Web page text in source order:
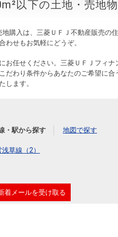
新築・中古一戸
住宅ローンシミュレーショ
売却相談
周辺相場検索
店舗のご案内（名古屋）
会社概要
組織図
キャリア採用情報
以下の土地・売地
購入は、三菱ＵＦＪ不動産販売
わせもお気軽にどうぞ。
お任せください。三菱ＵＦＪフィ
だわり条件からあなたのご希望に
します。
・駅から探す 地図で探す
草線（2）
着メールを受け取る